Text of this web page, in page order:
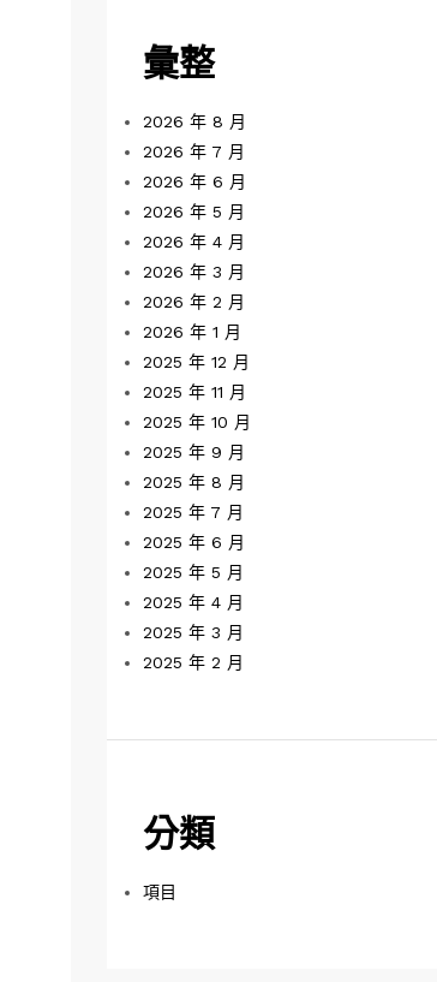
彙整
2026 年 8 月
2026 年 7 月
2026 年 6 月
2026 年 5 月
2026 年 4 月
2026 年 3 月
2026 年 2 月
2026 年 1 月
2025 年 12 月
2025 年 11 月
2025 年 10 月
2025 年 9 月
2025 年 8 月
2025 年 7 月
2025 年 6 月
2025 年 5 月
2025 年 4 月
2025 年 3 月
2025 年 2 月
分類
項目